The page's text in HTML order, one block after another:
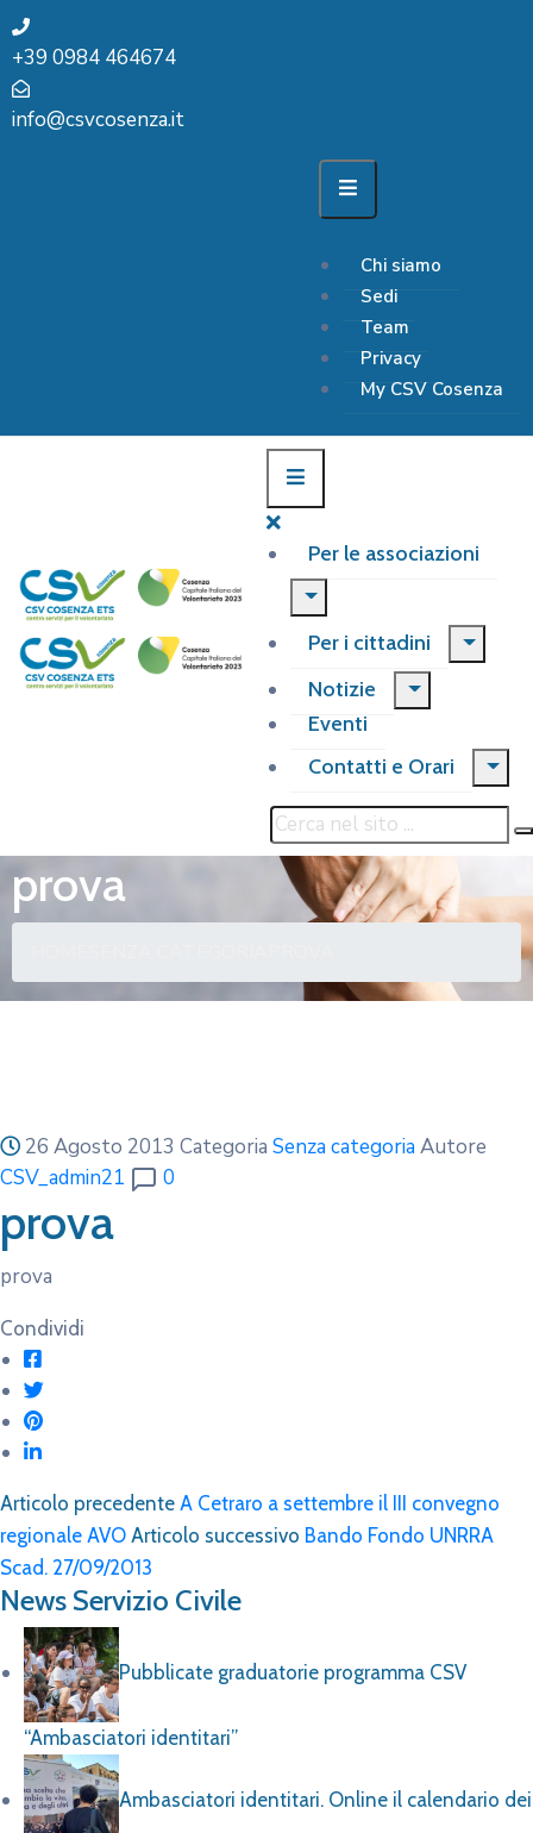
+39 0984 464674
info@csvcosenza.it
Chi siamo
Sedi
Team
Privacy
My CSV Cosenza
Per le associazioni
Per i cittadini
Notizie
Eventi
Contatti e Orari
prova
26 Agosto 2013 Categoria Senza categoriaAutore
CSV_admin21
0
prova
prova
Condividi
Articolo precedente A Cetraro a settembre il III convegno
regionale AVO Articolo successivo Bando Fondo UNRRA
Scad. 27/09/2013
News Servizio Civile
Pubblicate graduatorie programma CSV
“Ambasciatori identitari”
Ambasciatori identitari. Online il calendario dei